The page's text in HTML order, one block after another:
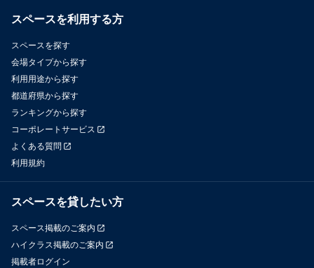
スペースを利用する方
スペースを探す
会場タイプから探す
利用用途から探す
都道府県から探す
ランキングから探す
コーポレートサービス
よくある質問
利用規約
スペースを貸したい方
スペース掲載のご案内
ハイクラス掲載のご案内
掲載者ログイン